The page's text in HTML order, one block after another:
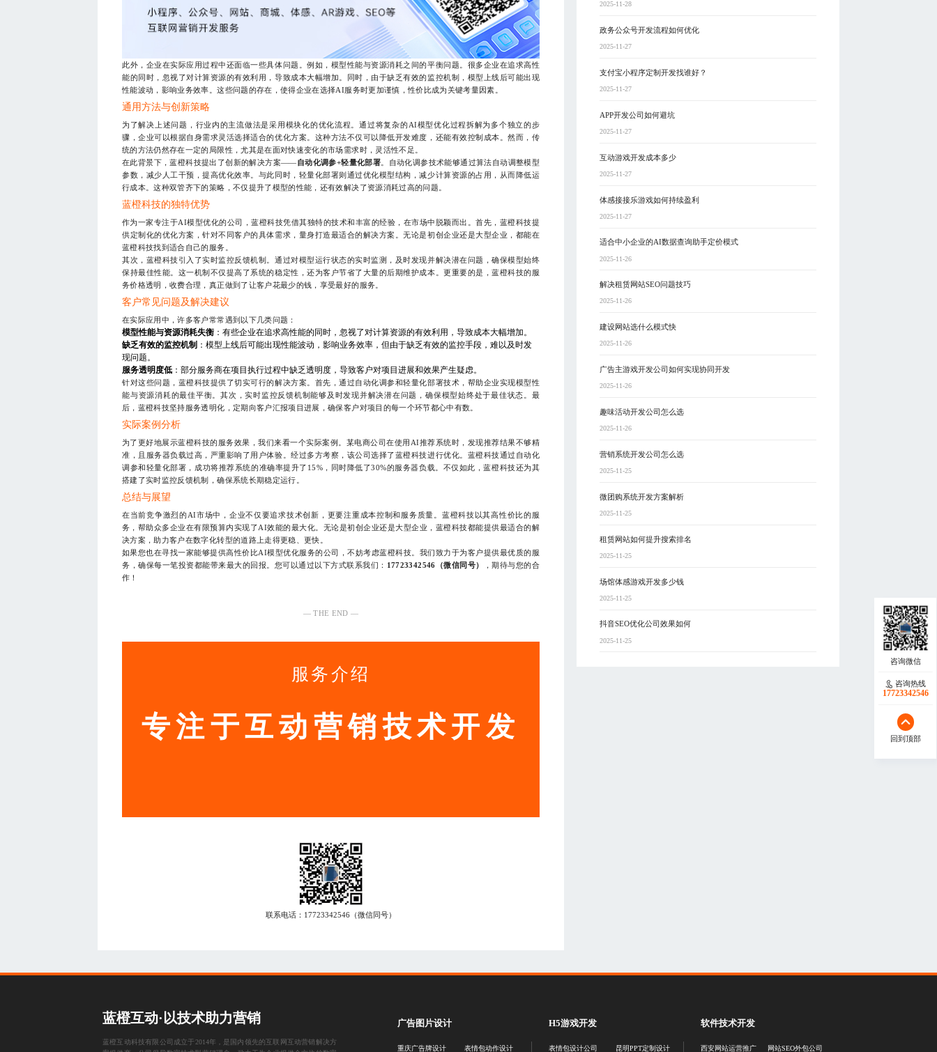
此外，企业在实际应用过程中还面临一些具体问题。例如，模型性能与资源消耗之间的平衡问题。很多企业在追求高性
能的同时，忽视了对计算资源的有效利用，导致成本大幅增加。同时，由于缺乏有效的监控机制，模型上线后可能出现
性能波动，影响业务效率。这些问题的存在，使得企业在选择AI服务时更加谨慎，性价比成为关键考量因素。
通用方法与创新策略
为了解决上述问题，行业内的主流做法是采用模块化的优化流程。通过将复杂的AI模型优化过程拆解为多个独立的步
骤，企业可以根据自身需求灵活选择适合的优化方案。这种方法不仅可以降低开发难度，还能有效控制成本。然而，传
统的方法仍然存在一定的局限性，尤其是在面对快速变化的市场需求时，灵活性不足。
在此背景下，蓝橙科技提出了创新的解决方案——自动化调参+轻量化部署 。自动化调参技术能够通过算法自动调整模型
参数，减少人工干预，提高优化效率。与此同时，轻量化部署则通过优化模型结构，减少计算资源的占用，从而降低运
行成本。这种双管齐下的策略，不仅提升了模型的性能，还有效解决了资源消耗过高的问题。
蓝橙科技的独特优势
作为一家专注于AI模型优化的公司，蓝橙科技凭借其独特的技术和丰富的经验，在市场中脱颖而出。首先，蓝橙科技提
供定制化的优化方案，针对不同客户的具体需求，量身打造最适合的解决方案。无论是初创企业还是大型企业，都能在
蓝橙科技找到适合自己的服务。
其次，蓝橙科技引入了实时监控反馈机制。通过对模型运行状态的实时监测，及时发现并解决潜在问题，确保模型始终
保持最佳性能。这一机制不仅提高了系统的稳定性，还为客户节省了大量的后期维护成本。更重要的是，蓝橙科技的服
务价格透明，收费合理，真正做到了让客户花最少的钱，享受最好的服务。
客户常见问题及解决建议
在实际应用中，许多客户常常遇到以下几类问题：
模型性能与资源消耗失衡 ：有些企业在追求高性能的同时，忽视了对计算资源的有效利用，导致成本大幅增加。
缺乏有效的监控机制 ：模型上线后可能出现性能波动，影响业务效率，但由于缺乏有效的监控手段，难以及时发
现问题。
服务透明度低 ：部分服务商在项目执行过程中缺乏透明度，导致客户对项目进展和效果产生疑虑。
针对这些问题，蓝橙科技提供了切实可行的解决方案。首先，通过自动化调参和轻量化部署技术，帮助企业实现模型性
能与资源消耗的最佳平衡。其次，实时监控反馈机制能够及时发现并解决潜在问题，确保模型始终处于最佳状态。最
后，蓝橙科技坚持服务透明化，定期向客户汇报项目进展，确保客户对项目的每一个环节都心中有数。
实际案例分析
为了更好地展示蓝橙科技的服务效果，我们来看一个实际案例。某电商公司在使用AI推荐系统时，发现推荐结果不够精
准，且服务器负载过高，严重影响了用户体验。经过多方考察，该公司选择了蓝橙科技进行优化。蓝橙科技通过自动化
调参和轻量化部署，成功将推荐系统的准确率提升了15%，同时降低了30%的服务器负载。不仅如此，蓝橙科技还为其
搭建了实时监控反馈机制，确保系统长期稳定运行。
总结与展望
在当前竞争激烈的AI市场中，企业不仅要追求技术创新，更要注重成本控制和服务质量。蓝橙科技以其高性价比的服
务，帮助众多企业在有限预算内实现了AI效能的最大化。无论是初创企业还是大型企业，蓝橙科技都能提供最适合的解
决方案，助力客户在数字化转型的道路上走得更稳、更快。
如果您也在寻找一家能够提供高性价比AI模型优化服务的公司，不妨考虑蓝橙科技。我们致力于为客户提供最优质的服
务，确保每一笔投资都能带来最大的回报。您可以通过以下方式联系我们： 17723342546（微信同号）
，期待与您的合
作！
— THE END —
服务介绍
专注于互动营销技术开发
联系电话： 17723342546 （微信同号）
2025-11-28
政务公众号开发流程如何优化
2025-11-27
支付宝小程序定制开发找谁好？
2025-11-27
APP开发公司如何避坑
2025-11-27
互动游戏开发成本多少
2025-11-27
体感接接乐游戏如何持续盈利
2025-11-27
适合中小企业的AI数据查询助手定价模式
2025-11-26
解决租赁网站SEO问题技巧
2025-11-26
建设网站选什么模式快
2025-11-26
广告主游戏开发公司如何实现协同开发
2025-11-26
趣味活动开发公司怎么选
2025-11-26
营销系统开发公司怎么选
2025-11-25
微团购系统开发方案解析
2025-11-25
租赁网站如何提升搜索排名
2025-11-25
场馆体感游戏开发多少钱
2025-11-25
抖音SEO优化公司效果如何
2025-11-25
咨询热线
17723342546
回到顶部
蓝橙互动·以技术助力营销
蓝橙互动科技有限公司成立于2014年，是国内领先的互联网互动营销解决方
广告图片设计
重庆广告牌设计 表情包动作设计
H5游戏开发
表情包设计公司 昆明PPT定制设计
软件技术开发
西安网站运营推广 网站SEO外包公司